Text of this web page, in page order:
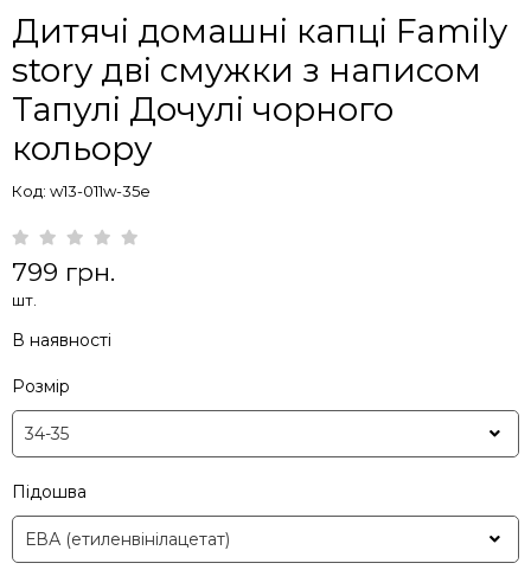
Дитячі домашні капці Family
story дві смужки з написом
Тапулі Дочулі чорного
кольору
Код: w13-011w-35e
799 грн.
шт.
В наявності
Розмір
Підошва